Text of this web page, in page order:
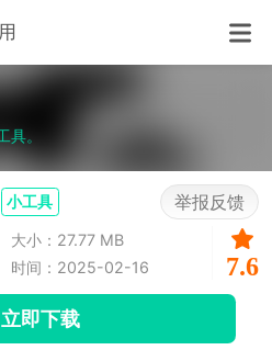
具。
小工具 举报反馈
大小：27.77 MB
时间：2025-02-16 7.6
立即下载